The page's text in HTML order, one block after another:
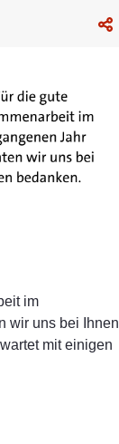
im
wir uns bei Ihnen
mit einigen